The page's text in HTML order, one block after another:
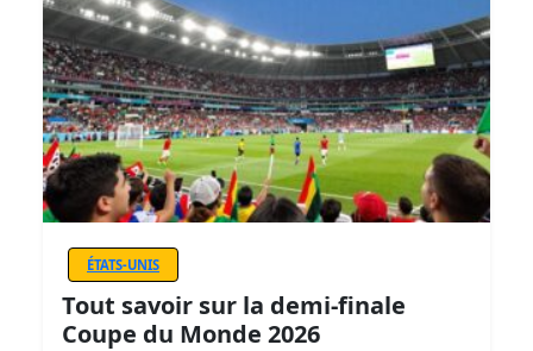
ÉTATS-UNIS
Tout savoir sur la demi-finale
Coupe du Monde 2026